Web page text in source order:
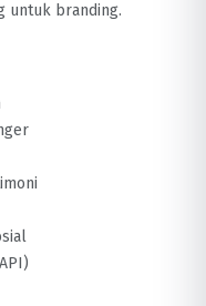
untuk branding.